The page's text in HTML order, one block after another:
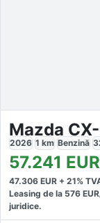
Mazda
2026 1 km Benzină
57.241 EUR
47.306 EUR + 21%
Leasing de la 576
juridice.